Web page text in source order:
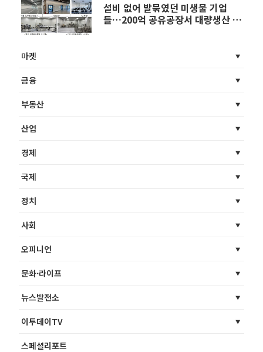
설비 없어 발묶였던 미생물 기업
들…200억 공유공장서 대량생산 시
마켓
금융
부동산
산업
경제
국제
정치
사회
오피니언
문화·라이프
뉴스발전소
이투데이TV
스페셜리포트